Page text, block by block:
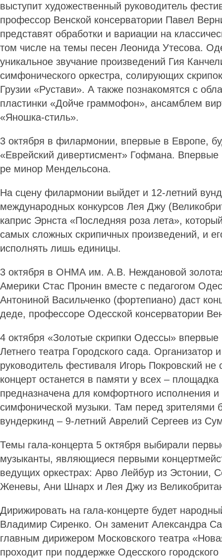
выступит художественный руководитель
профессор Венской консерватории Павел
представят обработки и вариации на
том числе на темы песен Леонида Утесова.
уникальное звучание произведений Гия
симфонического оркестра, солирующих
Грузии «Рустави». А также познакомятся с
пластинки «Дойче граммофон», ансамблем
«Яношка-стиль».
3 октября в филармонии, впервые в Европе,
«Еврейский дивертисмент» Гофмана. Впервые
ре минор Мендельсона.
На сцену филармонии выйдет и 12-летний
международных конкурсов Лея Джу
каприс Эрнста «Последняя роза лета»,
самых сложных скрипичных произведений, и
исполнять лишь единицы.
3 октября в ОНМА им. А.В. Неждановой
Америки Стас Пронин вместе с педагогом
Антониной Васильченко (фортепиано) даст
деде, профессоре Одесской консерватории
4 октября «Золотые скрипки Одессы» впервые
Летнего театра Городского сада. Организатор
руководитель фестиваля Игорь Покровский не
концерт останется в памяти у всех – площадка
предназначена для комфортного исполнения
симфонической музыки. Там перед зрителями
вундеркинд – 9-летний Аврелий Сергеев из
Темы гала-концерта 5 октября выбирали
музыканты, являющиеся первыми
ведущих оркестрах: Арво Лейбур из Эстонии,
Женевы, Ани Шнарх и Лея Джу из
Дирижировать на гала-концерте будет
Владимир Сиренко. Он заменит Александра
главным дирижером Московского театра
проходит при поддержке Одесского